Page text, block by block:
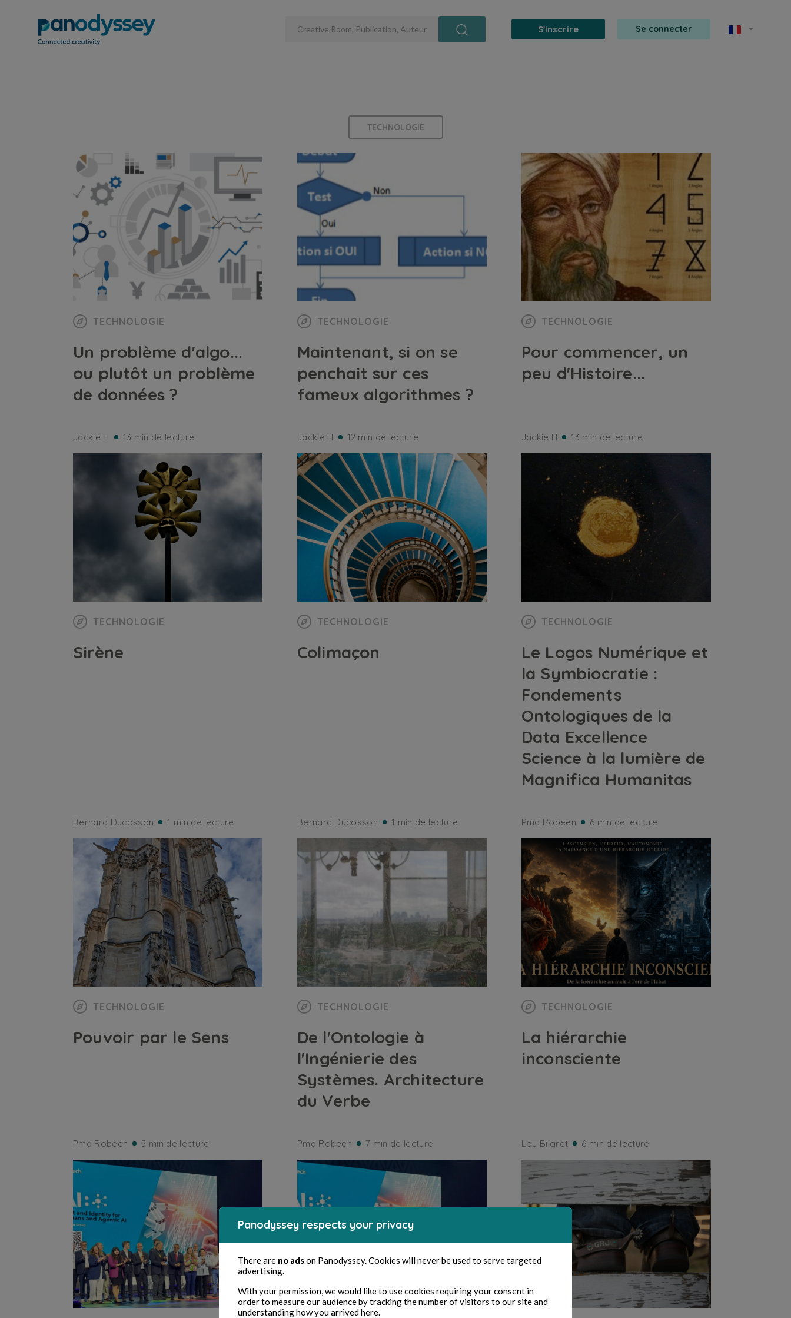
S'inscrire Se connecter
TECHNOLOGIE
TECHNOLOGIE
Un problème d'algo...
ou plutôt un problème
de données ?
Jackie H 13 min de lecture
TECHNOLOGIE
Maintenant, si on se
penchait sur ces
fameux algorithmes ?
Jackie H 12 min de lecture
TECHNOLOGIE
Pour commencer, un
peu d'Histoire...
Jackie H 13 min de lecture
TECHNOLOGIE
Sirène
Bernard Ducosson 1 min de lecture
TECHNOLOGIE
Colimaçon
Bernard Ducosson 1 min de lecture
TECHNOLOGIE
Le Logos Numérique et
la Symbiocratie :
Fondements
Ontologiques de la
Data Excellence
Science à la lumière de
Magnifica Humanitas
Pmd Robeen 6 min de lecture
TECHNOLOGIE
Pouvoir par le Sens
Pmd Robeen 5 min de lecture
TECHNOLOGIE
De l'Ontologie à
l'Ingénierie des
Systèmes. Architecture
du Verbe
Pmd Robeen 7 min de lecture
TECHNOLOGIE
La hiérarchie
inconsciente
Lou Bilgret 6 min de lecture
Panodyssey respects your privacy
There are no adson Panodyssey. Cookies will never be used to serve targeted
advertising.
With your permission, we would like to use cookies requiring your consent in
order to measure our audience by tracking the number of visitors to our site and
understanding how you arrived here.